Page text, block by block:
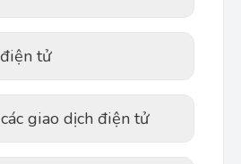
tử
giao dịch điện tử